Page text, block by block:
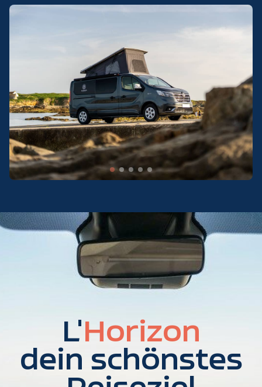
L'Horizon
dein schönstes